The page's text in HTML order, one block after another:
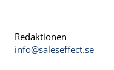
Redaktionen
info@saleseffect.se